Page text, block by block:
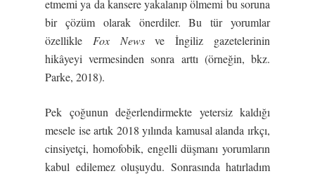
etmemi ya da kansere yakalanıp ölmemi bu soruna
bir çözüm olarak önerdiler. Bu tür yorumlar
özellikle Fox Newsve İngiliz gazetelerinin
hikâyeyi vermesinden sonra arttı (örneğin, bkz.
Parke, 2018).
Pek çoğunun değerlendirmekte yetersiz kaldığı
mesele ise artık 2018 yılında kamusal alanda ırkçı,
cinsiyetçi, homofobik, engelli düşmanı yorumların
kabul edilemez oluşuydu. Sonrasında hatırladım